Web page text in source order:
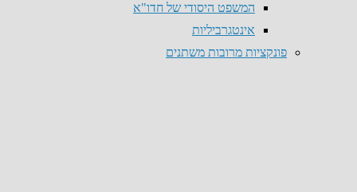
המשפט היסודי של חדו"א
אינטגרביליות
פונקציות מרובות משתנים